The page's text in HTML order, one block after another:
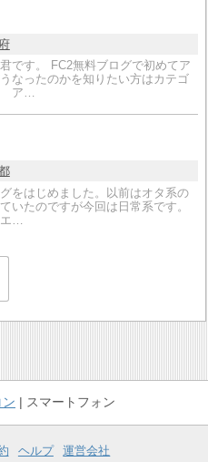
です。 FC2無料ブログで初めてア
なったのかを知りたい方はカテゴ
ア…
をはじめました。以前はオタ系の
いたのですが今回は日常系です。
エ…
スマートフォン
ヘルプ
運営会社